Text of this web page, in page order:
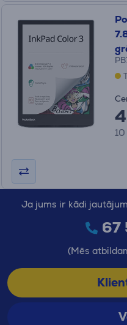
Ja jums ir kādi
67
(Mēs